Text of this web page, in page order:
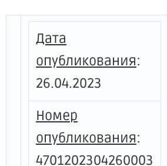
некоммерческим
являющимся
Дата
опубликования:
26.04.2023
Номер
опубликования:
4701202304260003